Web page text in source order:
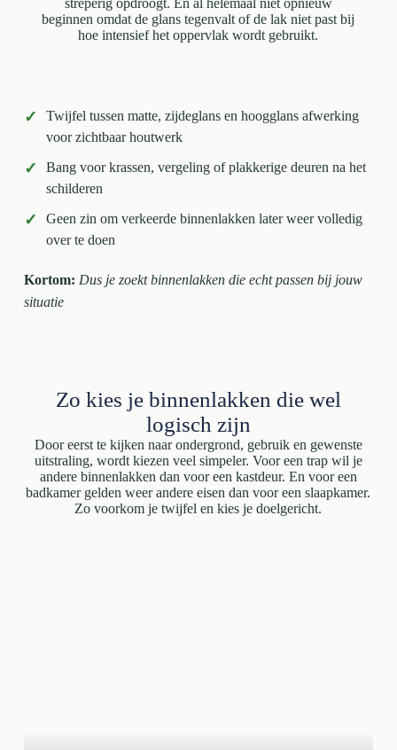
streperig opdroogt. En al helemaal niet opnieuw
beginnen omdat de glans tegenvalt of de lak niet past bij
hoe intensief het oppervlak wordt gebruikt.
✓
Twijfel tussen matte, zijdeglans en hoogglans afwerking
voor zichtbaar houtwerk
✓
Bang voor krassen, vergeling of plakkerige deuren na het
schilderen
✓
Geen zin om verkeerde binnenlakken later weer volledig
over te doen
Kortom: Dus je zoekt binnenlakken die echt passen bij jouw
situatie
Zo kies je binnenlakken die wel
logisch zijn
Door eerst te kijken naar ondergrond, gebruik en gewenste
uitstraling, wordt kiezen veel simpeler. Voor een trap wil je
andere binnenlakken dan voor een kastdeur. En voor een
badkamer gelden weer andere eisen dan voor een slaapkamer.
Zo voorkom je twijfel en kies je doelgericht.